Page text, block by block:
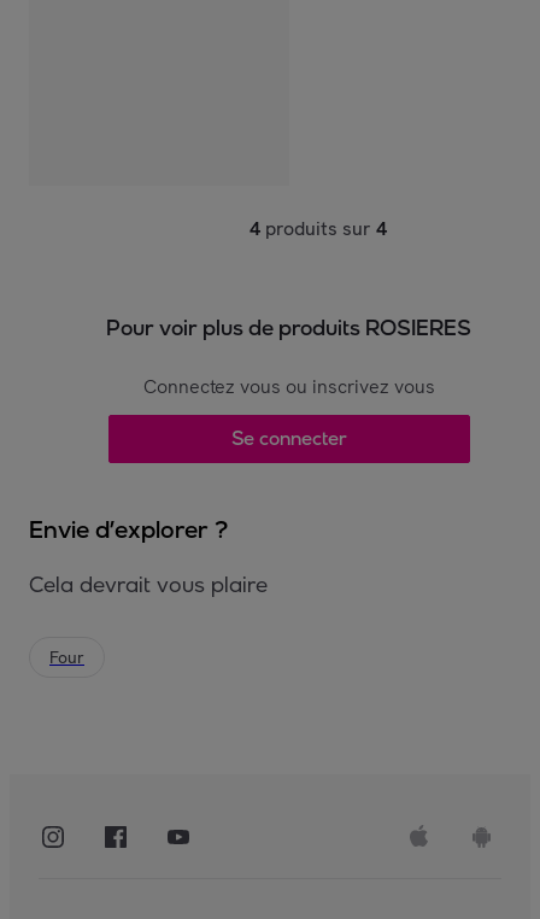
4 produits sur 4
Pour voir plus de produits ROSIERES
Connectez vous ou inscrivez vous
Se connecter
Envie d’explorer ?
Cela devrait vous plaire
Four